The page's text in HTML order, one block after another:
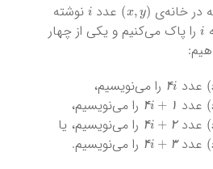
در خانه‌ی
عدد
نوشته
iرا پاک می‌کنیم و یکی از چهار
) عدد ۴
۴i را می‌نویسیم،
) عدد ۴ ۱
۴i+۱
را می‌نویسیم،
) عدد ۴ ۲
۴i+ ۲
را می‌نویسیم، یا
) عدد ۴ ۳
۴i+ ۳
را می‌نویسیم.